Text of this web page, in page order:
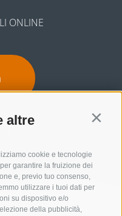
altre
cookie e tecnologie
garantire la fruizione dei
e, previo tuo consenso,
utilizzare i tuoi dati per
su dispositivo e/o
della pubblicità,
ONLINE